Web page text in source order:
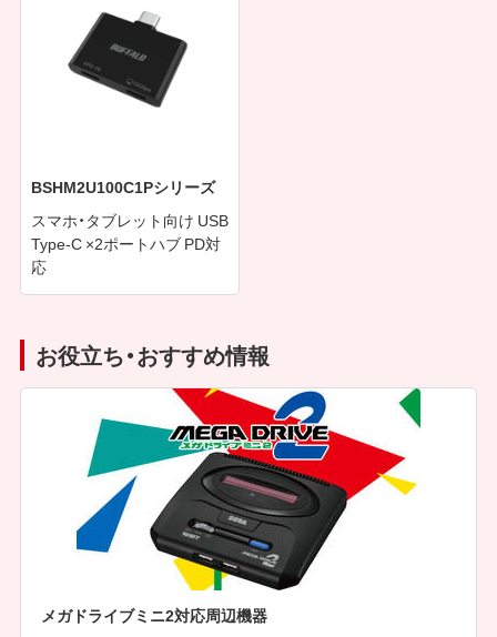
BSHM2U100C1Pシリーズ
スマホ・タブレット向け USB
Type-C ×2ポートハブ PD対
応
お役立ち・おすすめ情報
メガドライブミニ2対応周辺機器